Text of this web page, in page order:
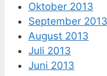
Oktober 2013
September 2013
August 2013
Juli 2013
Juni 2013